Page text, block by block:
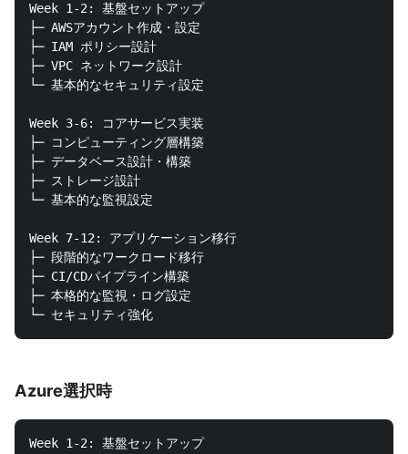
Week 1-2: 基盤セットアップ
├─ AWSアカウント作成・設定
├─ IAM ポリシー設計
├─ VPC ネットワーク設計
└─ 基本的なセキュリティ設定
Week 3-6: コアサービス実装
├─ コンピューティング層構築
├─ データベース設計・構築
├─ ストレージ設計
└─ 基本的な監視設定
Week 7-12: アプリケーション移行
├─ 段階的なワークロード移行
├─ CI/CDパイプライン構築
├─ 本格的な監視・ログ設定
Azure選択時
Week 1-2: 基盤セットアップ